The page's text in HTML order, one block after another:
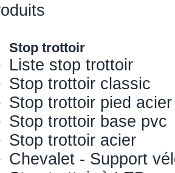
Stop trottoir
Liste stop trottoir
Stop trottoir classic
Stop trottoir pied acier
Stop trottoir base pvc
Stop trottoir acier
Chevalet - Support